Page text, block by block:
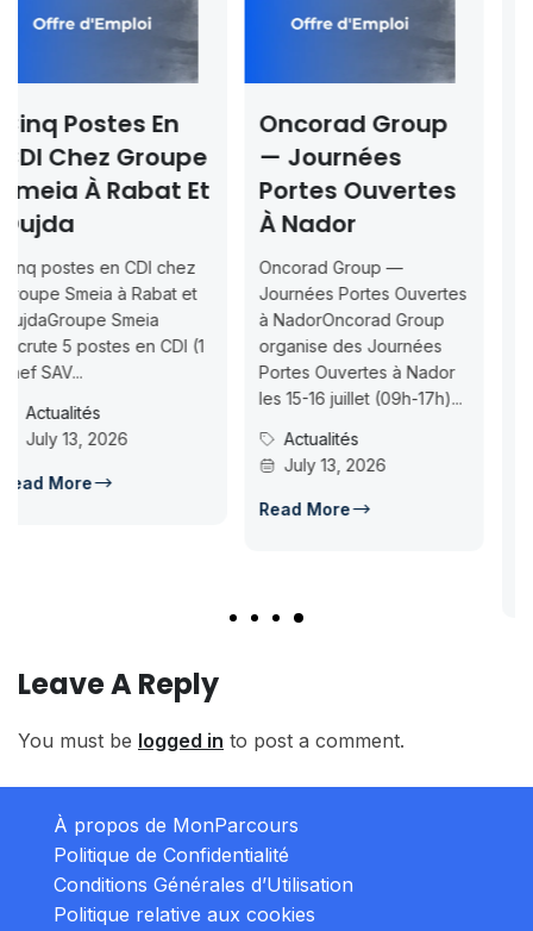
Oncorad Group
— Journées
Portes Ouvertes
À Nador
Oncorad Group —
Journées Portes Ouvertes
à NadorOncorad Group
organise des Journées
Portes Ouvertes à Nador
Actualités
Concours ISMAC
Rabat & Dakhla
2026-2027 —
Inscription
Jusqu’au 2026-
07-18
Concours d’accès L1
Inscription jusqu’au 2026-
07-18ISMAC ouvre les
candidatures au concours
d’accès en L1 pour...
Concours Post-Bac
Leave A Reply
You must be logged in to post a comment.
À propos de MonParcours
Politique de Confidentialité
Conditions Générales d’Utilisation
Politique relative aux cookies